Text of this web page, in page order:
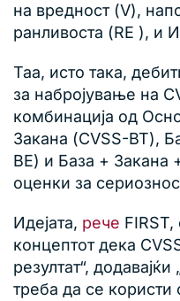
на вредност (V),
ранливоста (RE ), и
Таа, исто така,
за набројување на
комбинација од
Закана (CVSS-BT),
BE) и База + Закана
оценки за
Идејата, рече FIRST,
концептот дека
резултат“,
треба да се